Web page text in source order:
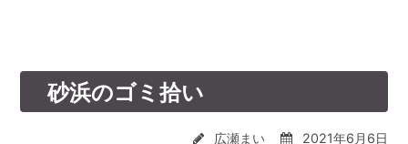
砂浜のゴミ拾い
広瀬まい
2021年6月6日